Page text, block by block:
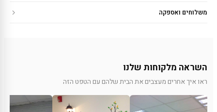
משלוחים ואספקה
השראה מלקוחות שלנו
ראו איך אחרים מעצבים את הבית שלהם עם הטפט הזה